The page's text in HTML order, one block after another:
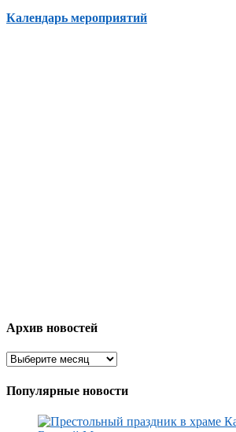
Календарь мероприятий
Архив новостей
Популярные новости